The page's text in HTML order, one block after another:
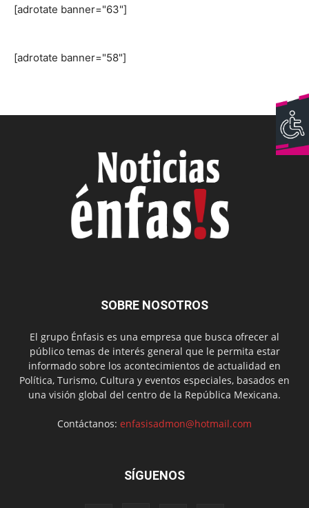
[adrotate banner="63"]
[adrotate banner="58"]
SOBRE NOSOTROS
El grupo Énfasis es una empresa que busca ofrecer al
público temas de interés general que le permita estar
informado sobre los acontecimientos de actualidad en
Política, Turismo, Cultura y eventos especiales, basados en
una visión global del centro de la República Mexicana.
Contáctanos: enfasisadmon@hotmail.com
SÍGUENOS